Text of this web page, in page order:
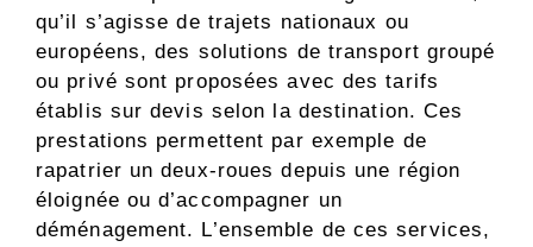
qu’il s’agisse de trajets nationaux ou
européens, des solutions de transport groupé
ou privé sont proposées avec des tarifs
établis sur devis selon la destination. Ces
prestations permettent par exemple de
rapatrier un deux-roues depuis une région
éloignée ou d’accompagner un
déménagement. L’ensemble de ces services,